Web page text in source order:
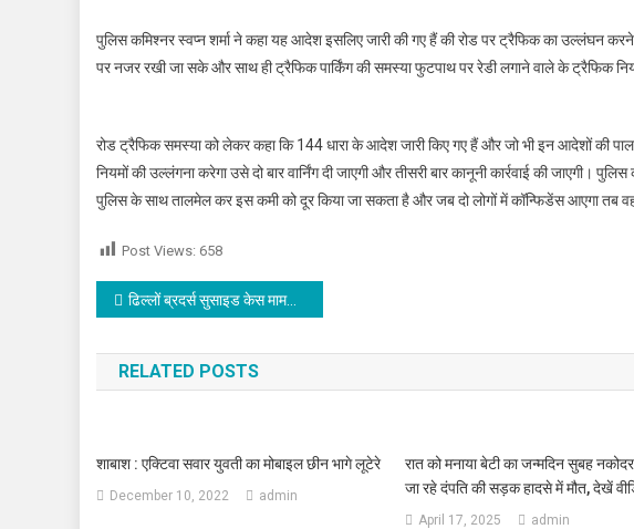
पुलिस कमिश्नर स्वप्न शर्मा ने कहा यह आदेश इसलिए जारी की गए हैं की रोड पर ट्रैफिक का उल्लंघन
पर नजर रखी जा सके और साथ ही ट्रैफिक पार्किंग की समस्या फुटपाथ पर रेडी लगाने वाले के ट्रैफिक
रोड ट्रैफिक समस्या को लेकर कहा कि 144 धारा के आदेश जारी किए गए हैं और जो भी इन आदेशों की
नियमों की उल्लंगना करेगा उसे दो बार वार्निंग दी जाएगी और तीसरी बार कानूनी कार्रवाई की जाएगी।
पुलिस के साथ तालमेल कर इस कमी को दूर किया जा सकता है और जब दो लोगों में कॉन्फिडेंस आएगा तब
Post Views: 658
Post navigation
ढिल्लों ब्रदर्स सुसाइड केस मामले में पूर्व इंस्पेक्टर नवदीप सिंह को लेकर सुप्रीम कोर्ट का यह फैसला
RELATED POSTS
शाबाश : एक्टिवा सवार युवती का मोबाइल छीन भागे लूटेरे
December 10, 2022 admin
रात को मनाया बेटी का जन्मदिन सुबह
जा रहे दंपति की सड़क हादसे में मौत, देखें
April 17, 2025 admin